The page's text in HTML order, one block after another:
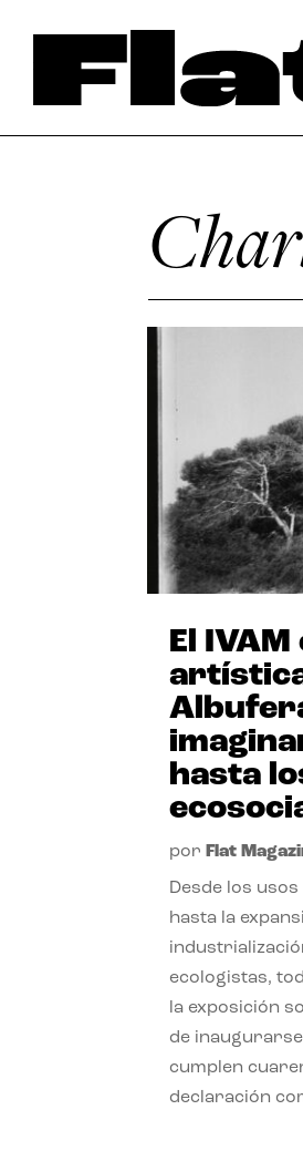
El
hasta
por Flat
Desde los
hasta la
ecologistas,
la exposición
de inaugurarse
cumplen
declaración